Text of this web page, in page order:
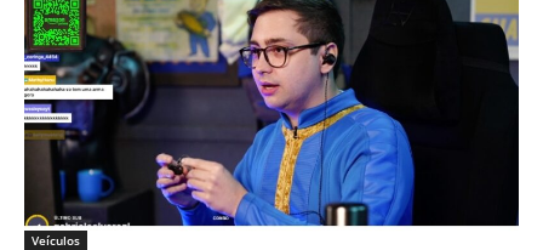
Veículos